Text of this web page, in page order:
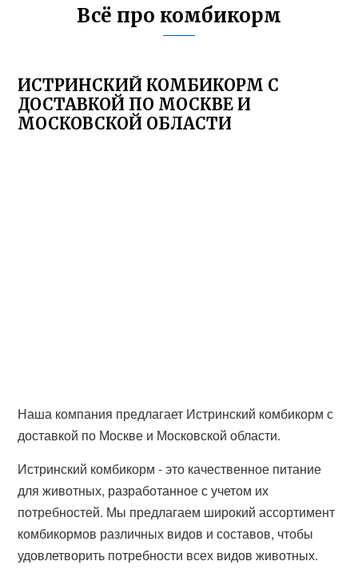
Всё про комбикорм
ИСТРИНСКИЙ КОМБИКОРМ С
ДОСТАВКОЙ ПО МОСКВЕ И
МОСКОВСКОЙ ОБЛАСТИ
Наша компания предлагает Истринский комбикорм с
доставкой по Москве и Московской области.
Истринский комбикорм - это качественное питание
для животных, разработанное с учетом их
потребностей. Мы предлагаем широкий ассортимент
комбикормов различных видов и составов, чтобы
удовлетворить потребности всех видов животных.